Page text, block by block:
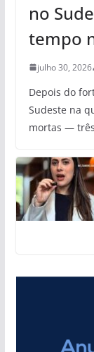
no
tempo
julho 30, 2026
Depois do
Sudeste na
mortas —